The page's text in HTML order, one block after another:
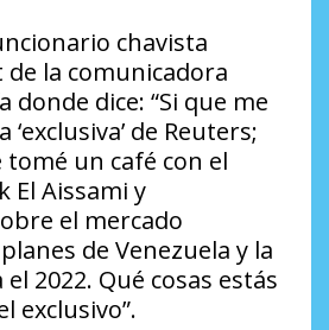
chavista
la comunicadora
donde dice: “Si que me
de Reuters;
un café con el
El Aissami y
el mercado
de Venezuela y la
el 2022. Qué cosas estás
exclusivo”.